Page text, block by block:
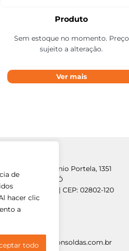
de
hacer clic
a
todo
Produto
Sem estoque no momento. Preço
sujeito a alteração.
Ver mais
Av. Min. Petrônio Portela, 1351
Freguesia do Ó
São Paulo/SP | CEP: 02802-120
contato@argonsoldas.com.br